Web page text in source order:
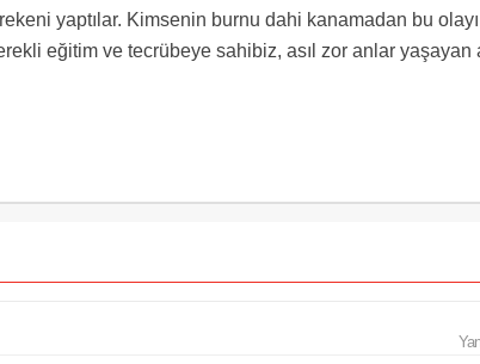
yaptılar. Kimsenin burnu dahi kanamadan bu
eğitim ve tecrübeye sahibiz, asıl zor anlar